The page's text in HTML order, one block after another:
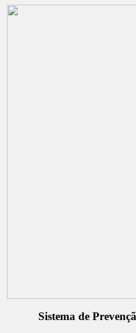
Sistema de